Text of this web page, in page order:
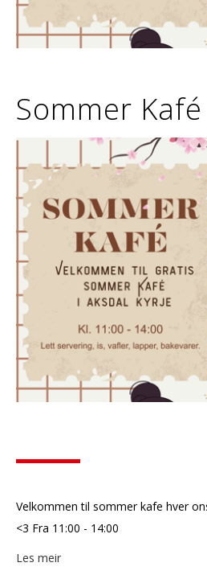
Sommer Kafé
Velkommen til sommer kafe hver
<3 Fra 11:00 - 14:00
Les meir